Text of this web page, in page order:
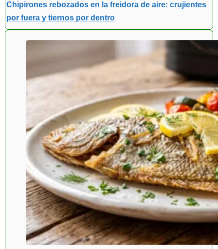
Chipirones rebozados en la freidora de aire: crujientes
por fuera y tiernos por dentro